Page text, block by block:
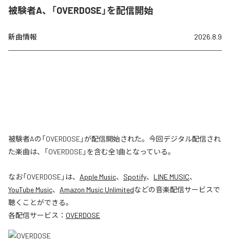
被験者A、「OVERDOSE」を配信開始
新曲情報 2026.8.9
被験者Aの「OVERDOSE」が配信開始された。今回デジタル配信され
た楽曲は、「OVERDOSE」を含む全1曲となっている。
なお「OVERDOSE」は、 Apple Music、 Spotify、 LINE MUSIC、
YouTube Music、 Amazon Music Unlimitedなどの音楽配信サービスで
聴くことができる。
各配信サービス： OVERDOSE